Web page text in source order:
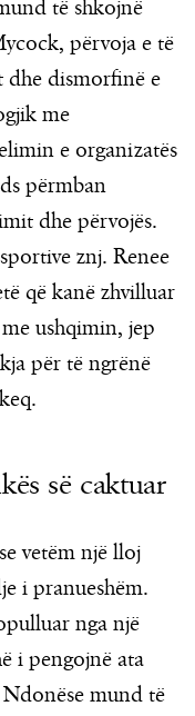
të shkojnë
përvoja e të
dhe dismorfinë e
me
e organizatës
përmban
dhe përvojës.
znj. Renee
që kanë zhvilluar
ushqimin, jep
për të ngrënë
së caktuar
vetëm një lloj
i pranueshëm.
nga një
i pengojnë ata
mund të